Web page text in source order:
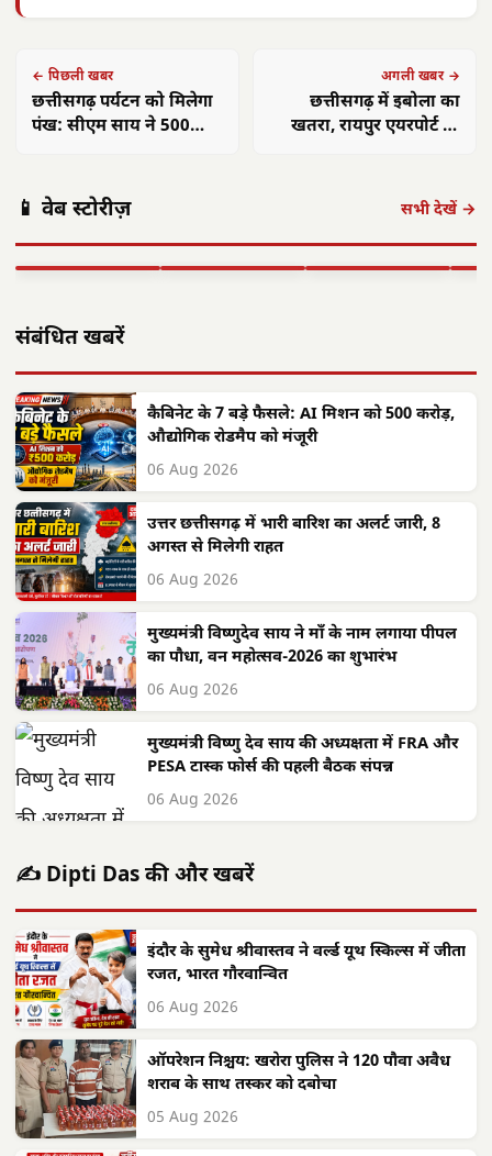
← पिछली खबर
छत्तीसगढ़ पर्यटन को मिलेगा
पंख: सीएम साय ने 500
अगली खबर →
छत्तीसगढ़ में इबोला का
खतरा, रायपुर एयरपोर्ट पर
📱 वेब स्टोरीज़ सभी देखें →
'बीज बोने में लगा
वासेपुर'…
साय के नेतृत्व में…
फोकस— हर पात्र
शासन…
संबंधित खबरें
कैबिनेट के 7 बड़े फैसले: AI मिशन को 500 करोड़,
औद्योगिक रोडमैप को मंजूरी
06 Aug 2026
उत्तर छत्तीसगढ़ में भारी बारिश का अलर्ट जारी, 8
अगस्त से मिलेगी राहत
06 Aug 2026
मुख्यमंत्री विष्णुदेव साय ने माँ के नाम लगाया पीपल
का पौधा, वन महोत्सव-2026 का शुभारंभ
06 Aug 2026
मुख्यमंत्री विष्णु देव साय की अध्यक्षता में FRA और
PESA टास्क फोर्स की पहली बैठक संपन्न
06 Aug 2026
✍️ Dipti Das की और खबरें
इंदौर के सुमेध श्रीवास्तव ने वर्ल्ड यूथ स्किल्स में जीता
रजत, भारत गौरवान्वित
06 Aug 2026
ऑपरेशन निश्चय: खरोरा पुलिस ने 120 पौवा अवैध
शराब के साथ तस्कर को दबोचा
05 Aug 2026